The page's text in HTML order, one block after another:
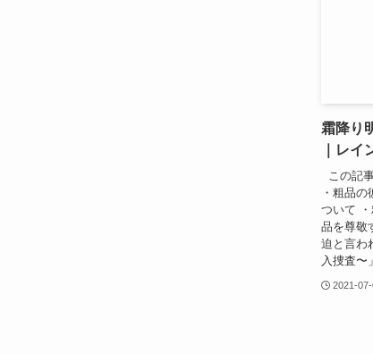
霜降り
｜レイ
この記
・粗品
ついて
品を尊敬
迫と言わ
入捜査〜
2021-